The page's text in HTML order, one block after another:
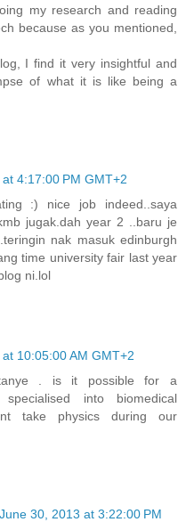
my research and reading
because as you mentioned,
I find it very insightful and
of what it is like being a
4:17:00 PM GMT+2
:) nice job indeed..saya
jugak.dah year 2 ..baru je
nak masuk edinburgh
time university fair last year
ni.lol
10:05:00 AM GMT+2
tanye . is it possible for a
into biomedical
take physics during our
June 30, 2013 at 3:22:00 PM